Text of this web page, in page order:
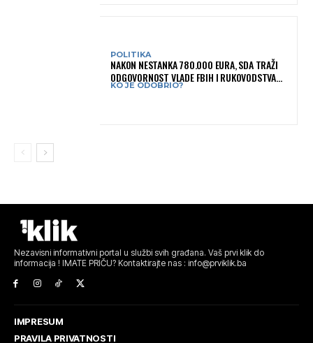
POLITIKA
NAKON NESTANKA 780.000 EURA, SDA TRAŽI
ODGOVORNOST VLADE FBIH I RUKOVODSTVA
IGMANA
KO JE ODOBRIO?
Nezavisni informativni portal u službi svih građana. Vaš prvi klik do
informacija ! IMATE PRIČU? Kontaktirajte nas : info@prviklik.ba
IMPRESUM
PRAVILA PRIVATNOSTI